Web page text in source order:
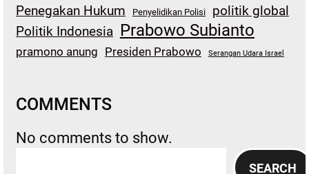
Penegakan Hukum Penyelidikan Polisi
politik global
Politik Indonesia Prabowo Subianto
pramono anung Presiden Prabowo Serangan Udara Israel
COMMENTS
No comments to show.
SEARCH